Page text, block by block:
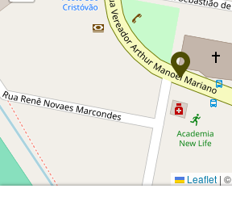
Leaflet | ©